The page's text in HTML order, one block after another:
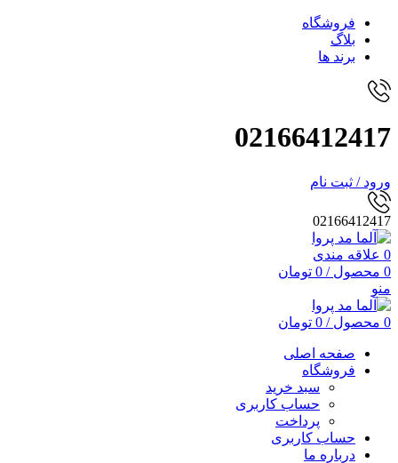
فروشگاه
بلاگ
برند ها
02166412417
ورود / ثبت نام
02166412417
0 علاقه مندی
0 محصول /
0 تومان
منو
0 محصول /
0 تومان
صفحه اصلی
فروشگاه
سبد خرید
حساب کاربری
پرداخت
حساب کاربری
درباره ما